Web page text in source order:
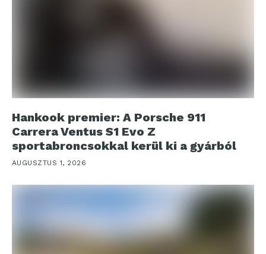
Hankook premier: A Porsche 911
Carrera Ventus S1 Evo Z
sportabroncsokkal kerül ki a gyárból
AUGUSZTUS 1, 2026